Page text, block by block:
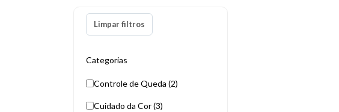
Limpar filtros
Categorias
Controle de Queda (2)
Cuidado da Cor (3)